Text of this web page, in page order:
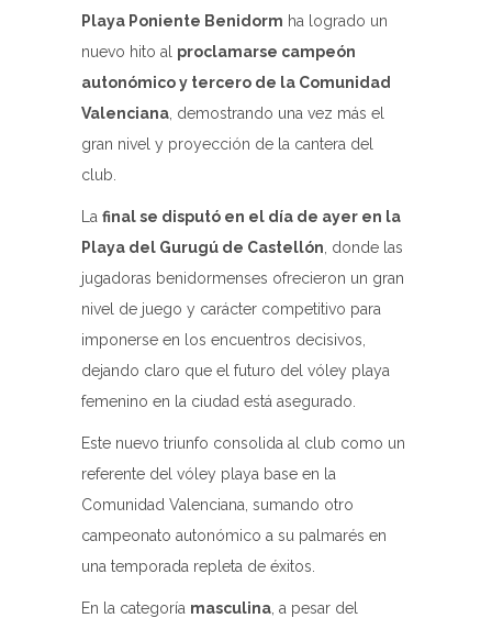
Playa Poniente Benidorm ha logrado un
nuevo hito al proclamarse campeón
autonómico y tercero de la Comunidad
Valenciana , demostrando una vez más el
gran nivel y proyección de la cantera del
club.
La final se disputó en el día de ayer en la
Playa del Gurugú de Castellón , donde las
jugadoras benidormenses ofrecieron un gran
nivel de juego y carácter competitivo para
imponerse en los encuentros decisivos,
dejando claro que el futuro del vóley playa
femenino en la ciudad está asegurado.
Este nuevo triunfo consolida al club como un
referente del vóley playa base en la
Comunidad Valenciana, sumando otro
campeonato autonómico a su palmarés en
una temporada repleta de éxitos.
En la categoría masculina , a pesar del